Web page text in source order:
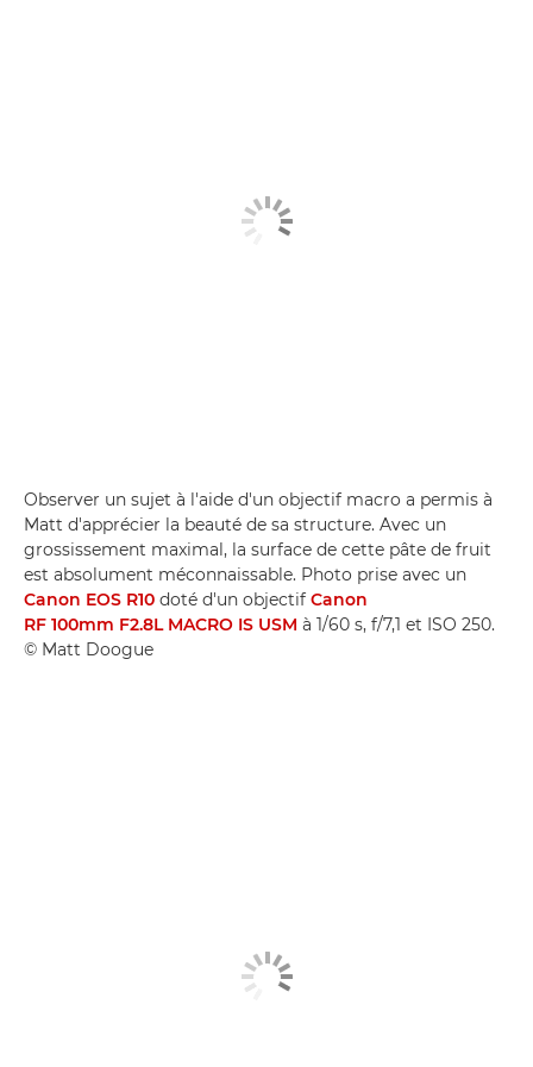
Observer un sujet à l'aide d'un objectif macro a permis à
Matt d'apprécier la beauté de sa structure. Avec un
grossissement maximal, la surface de cette pâte de fruit
est absolument méconnaissable. Photo prise avec un
Canon EOS R10 doté d'un objectif Canon
RF 100mm F2.8L MACRO IS USM à 1/60 s, f/7,1 et ISO 250.
© Matt Doogue